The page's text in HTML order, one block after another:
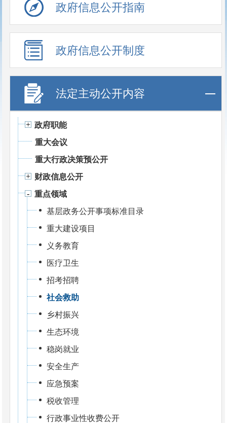
政府信息公开指南
政府信息公开制度
法定主动公开内容
政府职能
重大会议
重大行政决策预公开
财政信息公开
重点领域
基层政务公开事项标准目录
重大建设项目
义务教育
医疗卫生
招考招聘
社会救助
乡村振兴
生态环境
稳岗就业
安全生产
应急预案
税收管理
行政事业性收费公开